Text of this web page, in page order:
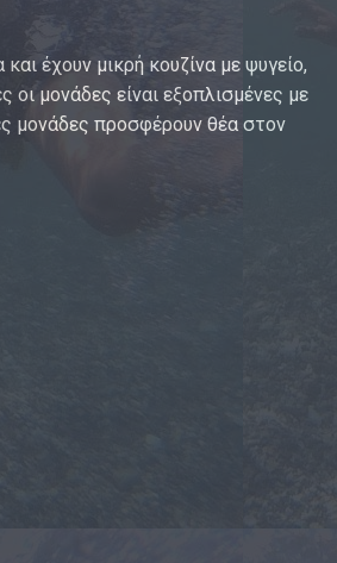
έχουν μικρή κουζίνα με ψυγείο,
οι μονάδες είναι εξοπλισμένες με
μονάδες προσφέρουν θέα στον